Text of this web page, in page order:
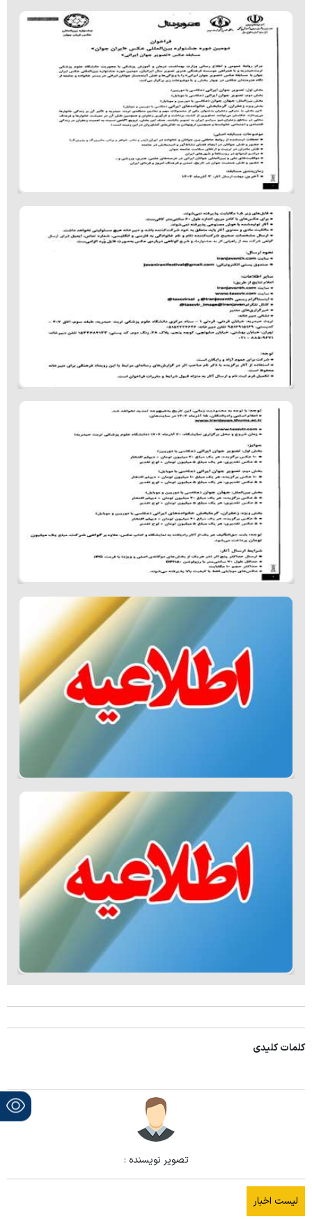
کتابخانه
کلمات کلیدی
تصویر نویسنده :
لیست اخبار